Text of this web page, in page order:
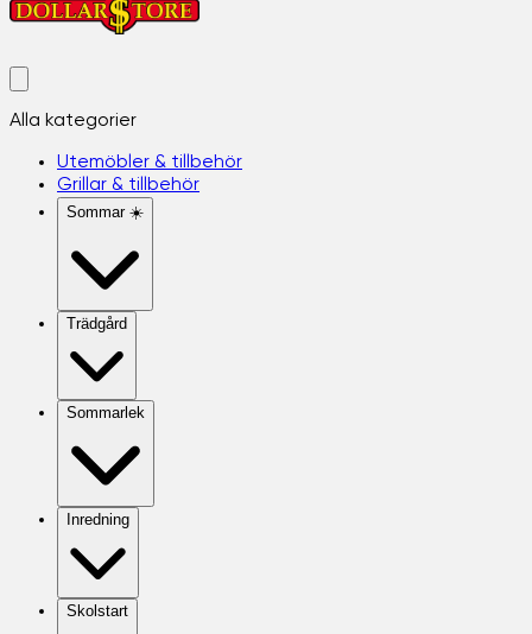
Alla kategorier
Utemöbler & tillbehör
Grillar & tillbehör
Sommar ☀️
Trädgård
Sommarlek
Inredning
Skolstart